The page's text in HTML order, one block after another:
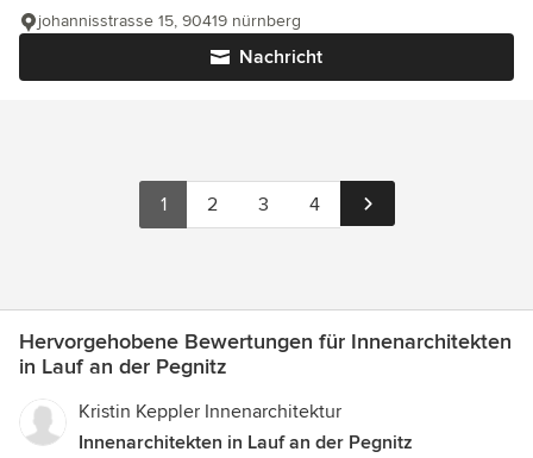
Nachricht
johannisstrasse 15, 90419 nürnberg
1 2 3 4
Hervorgehobene Bewertungen für Innenarchitekten
in Lauf an der Pegnitz
Kristin Keppler Innenarchitektur
Innenarchitekten in Lauf an der Pegnitz